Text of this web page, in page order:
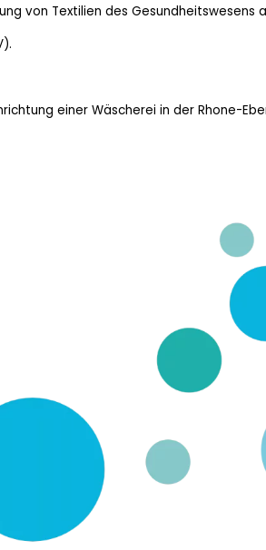
von Textilien des Gesundheitswesens
einer Wäscherei in der Rhone-